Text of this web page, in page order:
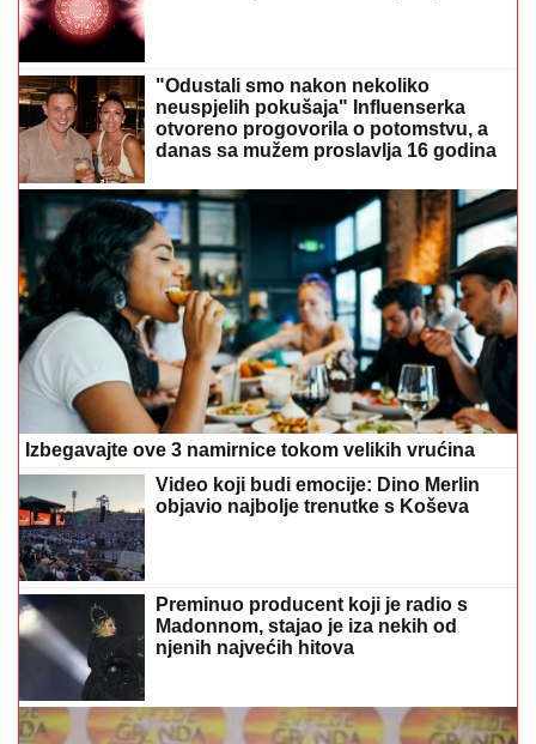
"Odustali smo nakon nekoliko
neuspjelih pokušaja" Influenserka
otvoreno progovorila o potomstvu, a
danas sa mužem proslavlja 16 godina
Izbegavajte ove 3 namirnice tokom velikih vrućina
Video koji budi emocije: Dino Merlin
objavio najbolje trenutke s Koševa
Preminuo producent koji je radio s
Madonnom, stajao je iza nekih od
njenih najvećih hitova